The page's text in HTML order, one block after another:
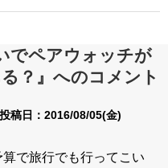
でペアウォッチが
？』へのコメント
投稿日：2016/08/05(金)
で旅行でも行ってこい